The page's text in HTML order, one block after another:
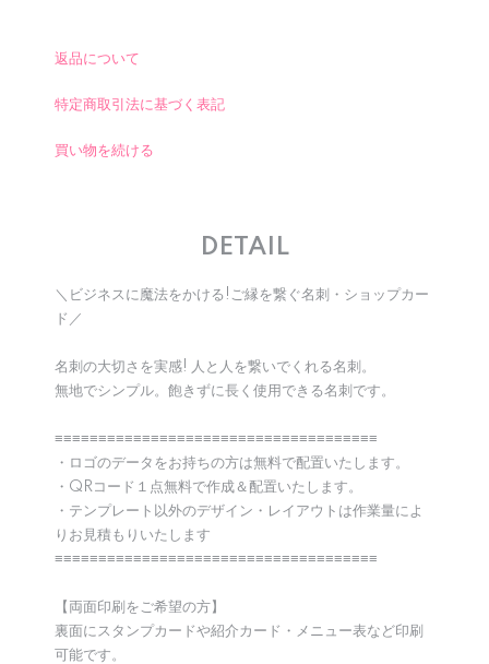
返品について
特定商取引法に基づく表記
買い物を続ける
DETAIL
＼ビジネスに魔法をかける!ご縁を繋ぐ名刺・ショップカー
ド／
名刺の大切さを実感! 人と人を繋いでくれる名刺。
無地でシンプル。飽きずに長く使用できる名刺です。
≡≡≡≡≡≡≡≡≡≡≡≡≡≡≡≡≡≡≡≡≡≡≡≡≡≡≡≡≡≡≡≡≡≡≡≡≡
・ロゴのデータをお持ちの方は無料で配置いたします。
・QRコード１点無料で作成＆配置いたします。
・テンプレート以外のデザイン・レイアウトは作業量によ
りお見積もりいたします
≡≡≡≡≡≡≡≡≡≡≡≡≡≡≡≡≡≡≡≡≡≡≡≡≡≡≡≡≡≡≡≡≡≡≡≡≡
【両面印刷をご希望の方】
裏面にスタンプカードや紹介カード・メニュー表など印刷
可能です。